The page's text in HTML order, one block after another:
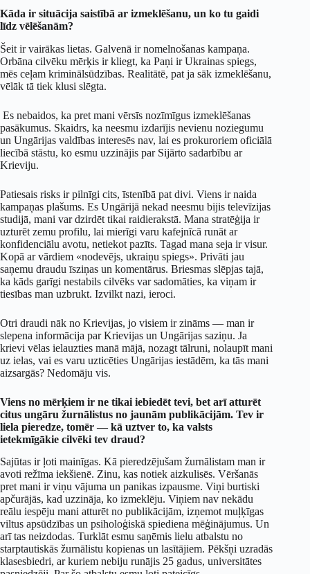
Kāda ir situācija saistībā ar izmeklēšanu, un ko tu gaidi
līdz vēlēšanām?
Šeit ir vairākas lietas. Galvenā ir nomelnošanas kampaņa.
Orbāna cilvēku mērķis ir kliegt, ka Paņi ir Ukrainas spiegs,
mēs ceļam kriminālsūdzības. Realitātē, pat ja sāk izmeklēšanu,
vēlāk tā tiek klusi slēgta.
Es nebaidos, ka pret mani vērsīs nozīmīgus izmeklēšanas
pasākumus. Skaidrs, ka neesmu izdarījis nevienu noziegumu
un Ungārijas valdības interesēs nav, lai es prokuroriem oficiālā
liecībā stāstu, ko esmu uzzinājis par Sijārto sadarbību ar
Krieviju.
Patiesais risks ir pilnīgi cits, īstenībā pat divi. Viens ir naida
kampaņas plašums. Es Ungārijā nekad neesmu bijis televīzijas
studijā, mani var dzirdēt tikai raidierakstā. Mana stratēģija ir
uzturēt zemu profilu, lai mierīgi varu kafejnīcā runāt ar
konfidenciālu avotu, netiekot pazīts. Tagad mana seja ir visur.
Kopā ar vārdiem «nodevējs, ukraiņu spiegs». Privāti jau
saņemu draudu īsziņas un komentārus. Briesmas slēpjas tajā,
ka kāds garīgi nestabils cilvēks var sadomāties, ka viņam ir
tiesības man uzbrukt. Izvilkt nazi, ieroci.
Otri draudi nāk no Krievijas, jo visiem ir zināms — man ir
slepena informācija par Krievijas un Ungārijas saziņu. Ja
krievi vēlas ielauzties manā mājā, nozagt tālruni, nolaupīt mani
uz ielas, vai es varu uzticēties Ungārijas iestādēm, ka tās mani
aizsargās? Nedomāju vis.
Viens no mērķiem ir ne tikai iebiedēt tevi, bet arī atturēt
citus ungāru žurnālistus no jaunām publikācijām. Tev ir
liela pieredze, tomēr — kā uztver to, ka valsts
ietekmīgākie cilvēki tev draud?
Sajūtas ir ļoti mainīgas. Kā pieredzējušam žurnālistam man ir
avoti režīma iekšienē. Zinu, kas notiek aizkulisēs. Vēršanās
pret mani ir viņu vājuma un panikas izpausme. Viņi burtiski
apčurājās, kad uzzināja, ko izmeklēju. Viņiem nav nekādu
reālu iespēju mani atturēt no publikācijām, izņemot muļķīgas
viltus apsūdzības un psiholoģiskā spiediena mēģinājumus. Un
arī tas neizdodas. Turklāt esmu saņēmis lielu atbalstu no
starptautiskās žurnālistu kopienas un lasītājiem. Pēkšņi uzradās
klasesbiedri, ar kuriem nebiju runājis 25 gadus, universitātes